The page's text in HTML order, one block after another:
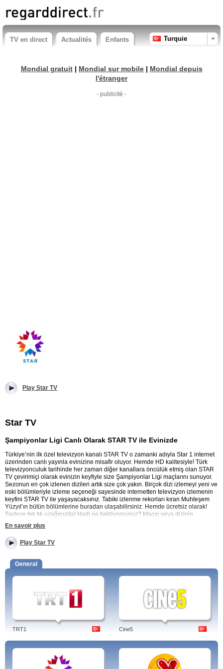
TV en direct Actualités Enfants Turquie
Mondial gratuit| Mondial sur mobile| Mondial depuis
l'étranger
- publicité -
Play Star TV
Star TV
Şampiyonlar Ligi Canlı Olarak STAR TV ile Evinizde
Türkiye’nin ilk özel televizyon kanalı STAR TV o zamanki adıyla Star 1 internet
üzerinden canlı yayınla evinizine misafir oluyor. Hemde HD kalitesiyle! Türk
televizyonculuk tarihinde her zaman diğer kanallara öncülük etmiş olan STAR
TV çevirimiçi olarak evinizin keyfiyle size Şampiyonlar Ligi maçlarını sunuyor.
Sezonun en çok izlenen dizileri artık size çok yakın. Birçok dizi izlemeyi yeni ve
eski bölümleriyle izleme seçeneği sayesinde internetten televizyon izlemenin
keyfini STAR TV ile yaşayacaksınız. Tabiki izlenme rekorları kıran Muhteşem
Yüzyıl’ın bütün bölümlerine buradan ulaşabilirsiniz. Hemde ücretsiz olarak!
Sadece tek tık uzağınızda! Hadi ne bekliyorsunuz? Maçın veya dizinin
başlamasına az kaldı!
STAR TV'yi internetten canlı izleyebilirsiniz. Ve şimdi hem
tabletinizden hemde cep telefonunuzdan erişebilirsiniz.
Eğlence programları, diziler, spor programları ve canlı maç yayınlarıyla STAR
TV’yi izlemek bu kadar kolay olmamıştı. İnternet üzerinden canlı yayınla bu
keyfi HD kalitesiyle yaşamaya ne dersiniz? Yapmanız gereken sadece STAR
TV ikonuna tıklamanızdır! Ne yönlendirici yazılımlar ne üyelik ne de üyelik
ücreti! Galatasaray’ın avrupa’daki maçları HD çözünürlük kalitesiyle eviniz
konforunda sanki stadyuma gitmişsiniz gibi size sunuluyor. STAR TV’yi
internetten ücretsiz canlı izleyin.
Startv.com.tr'yi Star TV dizilerini ve programlarını takip etmek için ziyaret edin.
Programları: Survivor, Kim O! , Süper Dadı, Mucize Lezzetler, Starsan
'Star'dasın! , O Ses Çocuklar, Ne Güzel Evim, Vay Arkadaş, İnan Bana,
Sahrap'la Ramazan Sofrası, Yetenek Sizsiniz Türkiye, Kenan Erçetingöz'le Yüz
En savoir plus
Play Star TV
General
TRT1 Cine5